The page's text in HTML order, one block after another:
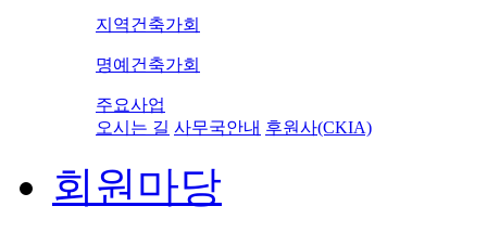
지역건축가회
명예건축가회
주요사업
오시는 길 사무국안내 후원사(CKIA)
회원마당